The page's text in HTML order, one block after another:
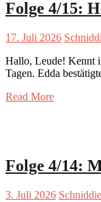
Folge 4/15:
17. Juli 2026
Hallo, Leude! Kennt
Tagen. Edda
Read More
Folge 4/14:
3. Juli 2026 Schniddie